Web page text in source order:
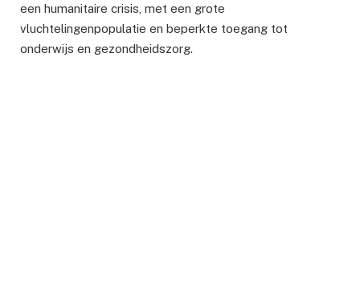
een humanitaire crisis, met een grote
vluchtelingenpopulatie en beperkte toegang tot
onderwijs en gezondheidszorg.